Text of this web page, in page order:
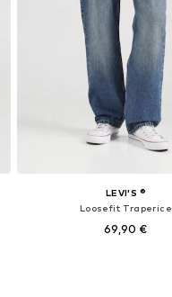
LEVI'S ®
Loosefit Traperice
69,90 €